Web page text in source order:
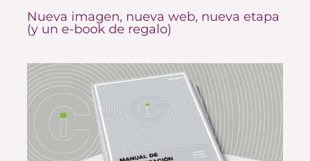
Nueva imagen, nueva web, nueva etapa
(y un e-book de regalo)